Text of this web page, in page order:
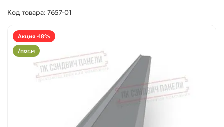
Код товара: 7657-01
Акция -18%
/пог.м